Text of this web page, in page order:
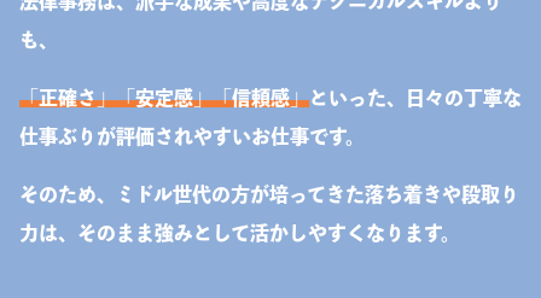
も、
「正確さ」「安定感」「信頼感」といった、日々の丁寧な
仕事ぶりが評価されやすいお仕事です。
そのため、ミドル世代の方が培ってきた落ち着きや段取り
力は、そのまま強みとして活かしやすくなります。